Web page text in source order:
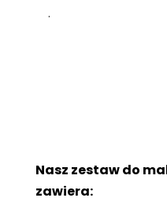
.
Nasz zestaw do
zawiera: